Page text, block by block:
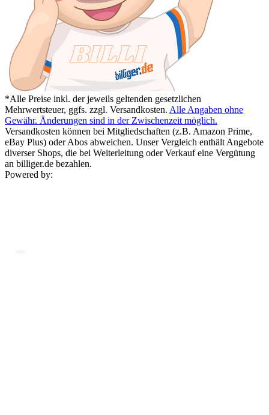
*Alle Preise inkl. der jeweils geltenden gesetzlichen
Mehrwertsteuer, ggfs. zzgl. Versandkosten. Alle Angaben ohne
Gewähr. Änderungen sind in der Zwischenzeit möglich.
Versandkosten können bei Mitgliedschaften (z.B. Amazon Prime,
eBay Plus) oder Abos abweichen. Unser Vergleich enthält Angebote
diverser Shops, die bei Weiterleitung oder Verkauf eine Vergütung
an billiger.de bezahlen.
Powered by: